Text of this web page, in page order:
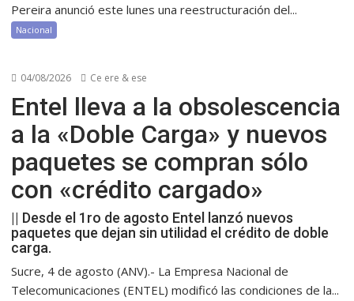
Pereira anunció este lunes una reestructuración del...
Nacional
04/08/2026 Ce ere & ese
Entel lleva a la obsolescencia
a la «Doble Carga» y nuevos
paquetes se compran sólo
con «crédito cargado»
|| Desde el 1ro de agosto Entel lanzó nuevos
paquetes que dejan sin utilidad el crédito de doble
carga.
Sucre, 4 de agosto (ANV).- La Empresa Nacional de
Telecomunicaciones (ENTEL) modificó las condiciones de la...